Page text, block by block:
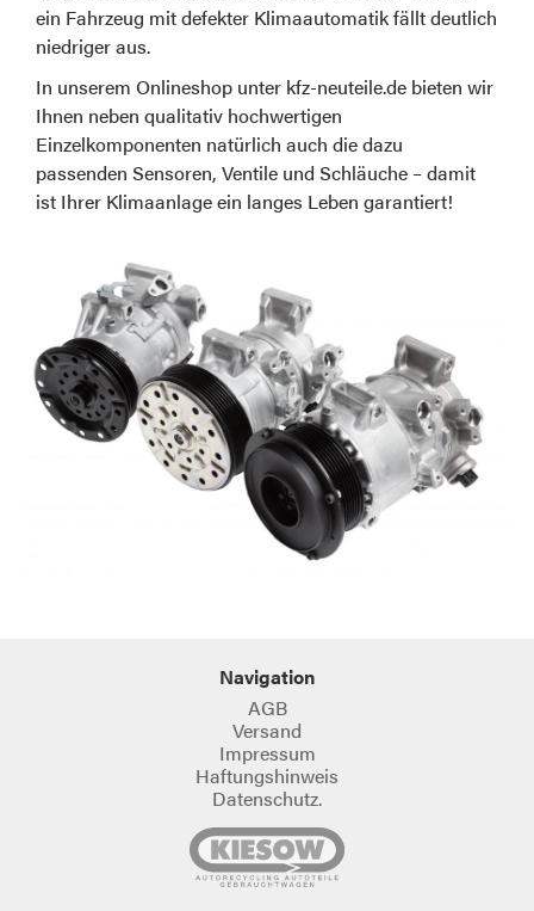
ein Fahrzeug mit defekter Klimaautomatik fällt deutlich
niedriger aus.
In unserem Onlineshop unter kfz-neuteile.de bieten wir
Ihnen neben qualitativ hochwertigen
Einzelkomponenten natürlich auch die dazu
passenden Sensoren, Ventile und Schläuche – damit
ist Ihrer Klimaanlage ein langes Leben garantiert!
Navigation
AGB
Versand
Impressum
Haftungshinweis
Datenschutz.